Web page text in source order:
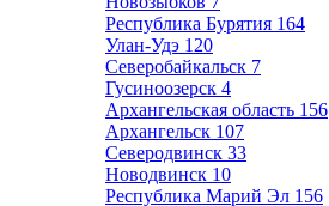
Республика Бурятия 164
Улан-Удэ 120
Северобайкальск 7
Гусиноозерск 4
Архангельская область 156
Архангельск 107
Северодвинск 33
Новодвинск 10
Республика Марий Эл 156